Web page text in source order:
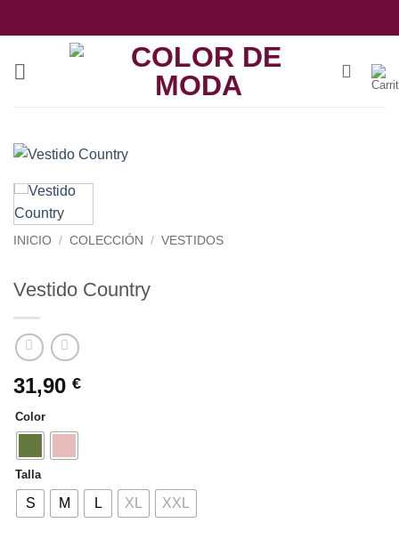
al
INICIO / COLECCIÓN / VESTIDOS
Vestido Country
31,90 €
Color
Talla
S M L XL XXL